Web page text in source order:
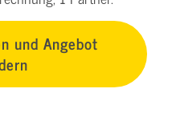
und Angebot